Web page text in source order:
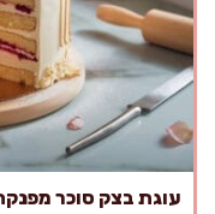
עוגת בצק סוכר